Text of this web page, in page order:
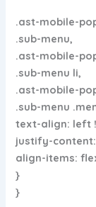
.ast-mobile-
.sub-menu,
.ast-mobile-
.sub-menu li,
.ast-mobile-
.sub-menu
text-align: left
justify-
align-items:
}
}